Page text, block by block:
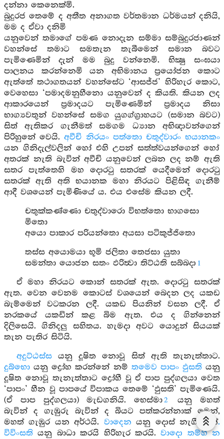
දන්නා කෙනෙක්මි.
බුදුරජ තෙමේ ද අතීත අනාගත වර්තමාන ධර්මයන් දනියි,
මම ද ඒවා දනිමි
යනුවෙන් තමාගේ පමණ නොදැන සම්මා සම්බුදුරජාණන්
වහන්සේ තමාට සමතැන තැබීමෙන් සමාන බවට
පැමිණෙමින් දැන් මම බුදු වන්නෙමි. භික්‍ෂු සංඝයා
පාලනය කරන්නෙමි යන අභිමානය ප්‍රයෝජන කොට
ඇත්තේ තථාගතයන් වහන්සේට ‘ආසජ්ජ’ හිරිහැර කොට,
වෙහෙසා ‘පමාදමනුහීනො යනුවෙන් ද කියති. කියන ලද
ආකාරයෙන් ප්‍රමාදයට පැමිණෙමින් ප්‍රමාදය නිසා
භාග්‍යවතුන් වහන්සේ සමග යුගග්ග්‍රාහයට (සමාන බවට)
සිත් ඇතිකර ගැනීමත් සමගම ධ්‍යාන අභිඥාවන්ගෙන්
පිරිහුනේ වෙයි.අවීචි නිරයං පත්තො චතුද්වාරං භයානකං
යන ගිනිදැල්වලින් හෝ එහි උපන් සත්ත්වයන්ගෙන් හෝ
අතරක් නැති බැවින් අවීචි යනුවෙන් ලබන ලද නම් ඇති
සතර පැත්තෙහි මහ දොරටු සතරක් යෙදීමෙන් දොරටු
සතරක් ඇති අති භයානක මහා නිරයට පිළිසිඳ ගැනීම්
ආදී වශයෙන් පැමිණියේ ය. එය එසේම කියන ලදී.
චතුක්කණ්ණො චතුද්වාරො විභත්තො භාගසො
මිතො
අයො පාකාර පරියන්තො අයසා පටිකුජ්ජිතො
තස්ස අයොමයා භූමි ජලිතා තෙජසා යුතා
සමන්තා යොජන සතං ඵරිත්‍වා තිට්ඨති සබ්බදා 1
ඒ මහා නිරයට කොන් සතරක් ඇත. දොරටු සතරක්
ඇත. වෙන වෙනම කොටස් වශයෙන් බෙදන ලද යකඩ
බැම්මෙන් වටකරන ලදී. යකඩ පියනින් වසන ලදී. ඒ
නරකයේ යකඩින් කළ බිම ඇත. එය ද ගින්නෙන්
දිලිසෙයි. ගිනිදලු සහිතය. හැමදා අවට යොදුන් සියයක්
තැන පැතිර සිටියි.
අදුට්ඨස්සයනු දූෂිත නොවූ සිත් ඇති තැනැත්තාට.
දුබ්භොයනු ද්‍රෝහ කරන්නේ නම් තමෙව පාපං ඵුසති යනු
දූෂිත නොවූ තැනැත්තාට ද්‍රෝහී වූ ඒ පාප පුද්ගලයා වෙත
‘පාපං’ හීන වූ පාපයේ විපාකය තෙමේ ‘ඵුසති’ පැමිණෙයි.
(ඒ පාප පුද්ගලයා) මැඩගනියි. භෙස්මා2
යනු මහත්
බැවින් ද ගැඹුරු බැවින් ද බියට පත්කරන්නාක් මෙන්,
මහත් ගැඹුර යන අර්ථයි. වාදෙන යනු දොස් නැගීමෙන්.
විවිංසති යනු බාධා කරයි හිරිහැර කරයි.වාදො තම්හි න